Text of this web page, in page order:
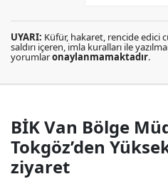
UYARI: Küfür, hakaret, rencide edici
saldırı içeren, imla kuralları ile
yorumlaronaylanmamaktadır.
BİK Van Bölge
Tokgöz’den
ziyaret